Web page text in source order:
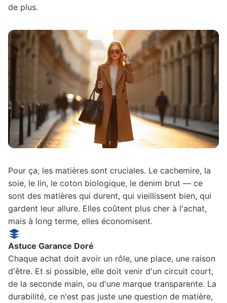
de plus.
Pour ça, les matières sont cruciales. Le cachemire, la
soie, le lin, le coton biologique, le denim brut — ce
sont des matières qui durent, qui vieillissent bien, qui
gardent leur allure. Elles coûtent plus cher à l'achat,
mais à long terme, elles économisent.
Astuce Garance Doré
Chaque achat doit avoir un rôle, une place, une raison
d'être. Et si possible, elle doit venir d'un circuit court,
de la seconde main, ou d'une marque transparente. La
durabilité, ce n'est pas juste une question de matière,